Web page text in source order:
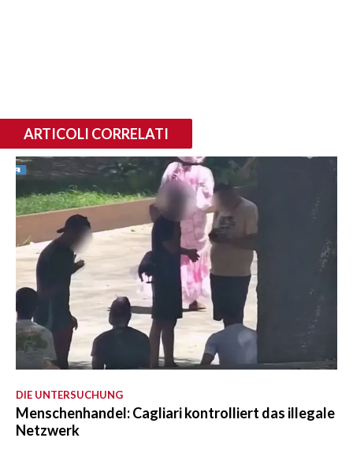
ARTICOLI CORRELATI
DIE UNTERSUCHUNG
Menschenhandel: Cagliari kontrolliert das illegale
Netzwerk